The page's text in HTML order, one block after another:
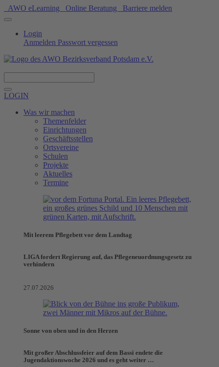
AWO eLearning Online Beratung Barriere melden
Login
Anmelden Passwort vergessen
LOGIN
Was wir machen
Themenfelder
Einrichtungen
Geschäftsstellen
Ortsvereine
Schulen
Projekte
Aktuelles
Termine
Mit leerem Pflegebett vor dem Landtag
LIGA fordert Regierung auf, das Pflegeneuordnungsgesetz zu
verhindern
27.07.2026
Sonne von oben und in den Herzen
Mit großer Abschlussfeier auf dem Bassi endete die
Jugendaktionswoche 2026 und es geht weiter …